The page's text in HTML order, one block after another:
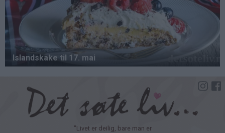
"Livet er deilig, bare man er